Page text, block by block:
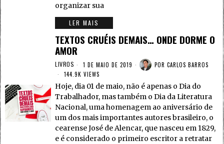
organizar sua
LER MAIS
TEXTOS CRUÉIS DEMAIS… ONDE DORME O
AMOR
LIVROS 1 DE MAIO DE 2019 POR CARLOS BARROS
144.9K VIEWS
Hoje, dia 01 de maio, não é apenas o Dia do
Trabalhador, mas também o Dia da Literatura
Nacional, uma homenagem ao aniversário de
um dos mais importantes autores brasileiro, o
cearense José de Alencar, que nasceu em 1829,
e é considerado o primeiro escritor a retratar